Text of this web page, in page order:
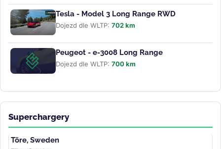
Tesla - Model 3 Long Range RWD
Dojezd dle WLTP: 702 km
Peugeot - e-3008 Long Range
Dojezd dle WLTP: 700 km
Superchargery
Töre, Sweden